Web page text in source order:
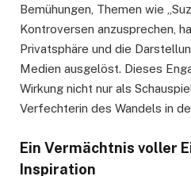
Bemühungen, Themen wie
Kontroversen anzusprechen,
Privatsphäre und die
Medien ausgelöst. Dieses
Wirkung nicht nur als
Verfechterin des Wandels in
Ein Vermächtnis voller
Inspiration